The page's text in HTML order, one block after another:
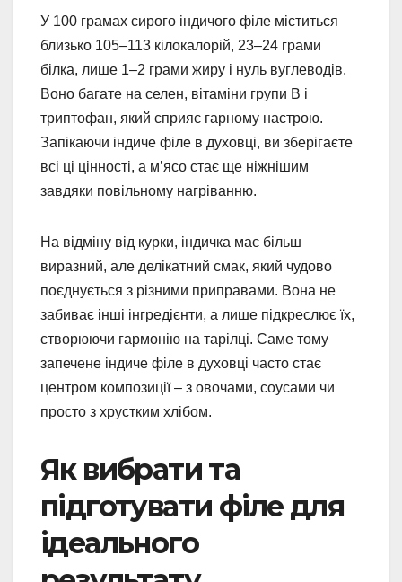
У 100 грамах сирого індичого філе міститься
близько 105–113 кілокалорій, 23–24 грами
білка, лише 1–2 грами жиру і нуль вуглеводів.
Воно багате на селен, вітаміни групи В і
триптофан, який сприяє гарному настрою.
Запікаючи індиче філе в духовці, ви зберігаєте
всі ці цінності, а м’ясо стає ще ніжнішим
завдяки повільному нагріванню.
На відміну від курки, індичка має більш
виразний, але делікатний смак, який чудово
поєднується з різними приправами. Вона не
забиває інші інгредієнти, а лише підкреслює їх,
створюючи гармонію на тарілці. Саме тому
запечене індиче філе в духовці часто стає
центром композиції – з овочами, соусами чи
просто з хрустким хлібом.
Як вибрати та
підготувати філе для
ідеального